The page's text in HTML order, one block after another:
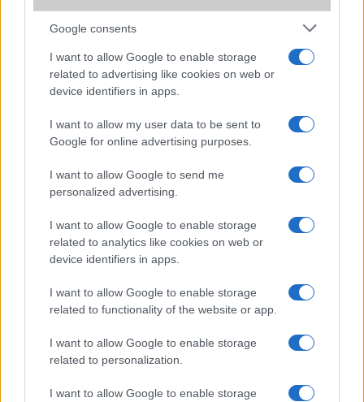
Google consents
I want to allow Google to enable storage
related to advertising like cookies on web or
device identifiers in apps.
I want to allow my user data to be sent to
Google for online advertising purposes.
I want to allow Google to send me
personalized advertising.
I want to allow Google to enable storage
related to analytics like cookies on web or
device identifiers in apps.
I want to allow Google to enable storage
related to functionality of the website or app.
I want to allow Google to enable storage
related to personalization.
I want to allow Google to enable storage
Nyolc maggal és 3 giga memóriával frissülhet a HTC One
Olcsó, ceruzás Motorola érkezik
LEGOLVASOTTABBAK
Számos népszerű Samsung Galaxy készülék kimarad a One
UI 9 frissítésből – itt a lista az érintett modellekről
iPhone 18 bemutató dátum - ekkor rántja le a leplet az
Az Android rejtett automatizmusai: hat funkció, amely
Ez a rejtett Samsung funkció teljesen megváltoztatja a